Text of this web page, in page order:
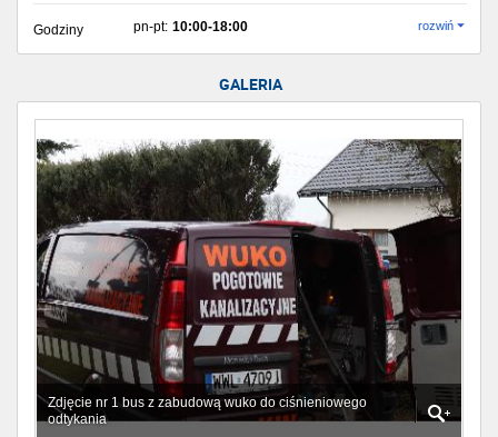
Godziny pn-pt: 10:00-18:00 rozwiń
GALERIA
Zdjęcie nr 1 bus z zabudową wuko do ciśnieniowego
odtykania